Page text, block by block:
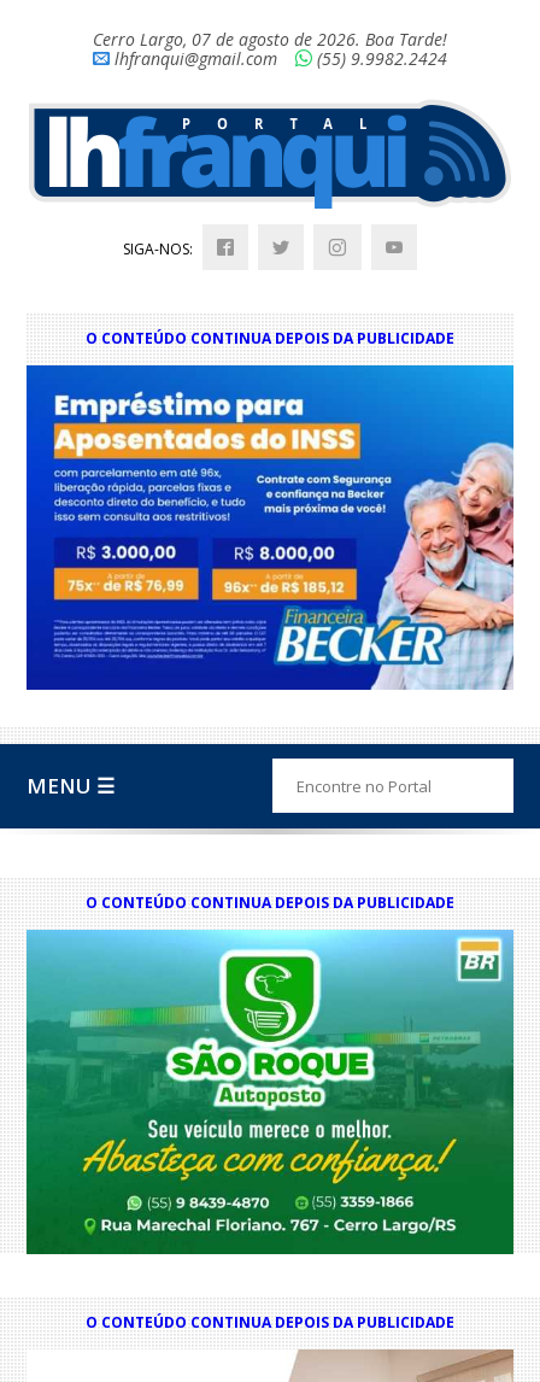
Cerro Largo, 07 de agosto de 2026. Boa Tarde!
lhfranqui@gmail.com
(55) 9.9982.2424
SIGA-NOS:
O CONTEÚDO CONTINUA DEPOIS DA PUBLICIDADE
MENU ☰
O CONTEÚDO CONTINUA DEPOIS DA PUBLICIDADE
O CONTEÚDO CONTINUA DEPOIS DA PUBLICIDADE